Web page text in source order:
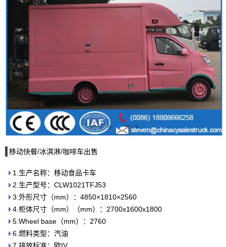
移动快餐/冰淇淋/咖啡车出售
1.生产名称：移动食品卡车
2.生产型号：CLW1021TFJ53
3.外形尺寸（mm）：4850×1810×2560
4.柜体尺寸（mm）（mm）：2700x1600x1800
5.Wheel base（mm）：2760
6.燃料类型：汽油